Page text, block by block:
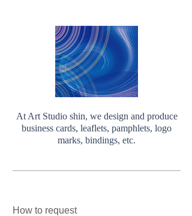
At Art Studio shin, we design and produce
business cards, leaflets, pamphlets, logo
marks, bindings, etc.
How to request